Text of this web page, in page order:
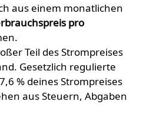
aus einem monatlichen
pro
Teil des Strompreises
Gesetzlich regulierte
% deines Strompreises
aus Steuern, Abgaben